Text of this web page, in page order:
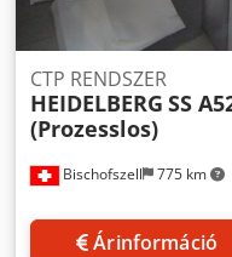
Bischofszell 775 km
CTP RENDSZER
HEIDELBERG SS
(Prozesslos)
Árinformáció